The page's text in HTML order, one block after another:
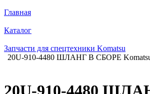
Главная
Каталог
Запчасти для спецтехники Komatsu
20U-910-4480 ШЛАНГ В СБОРЕ